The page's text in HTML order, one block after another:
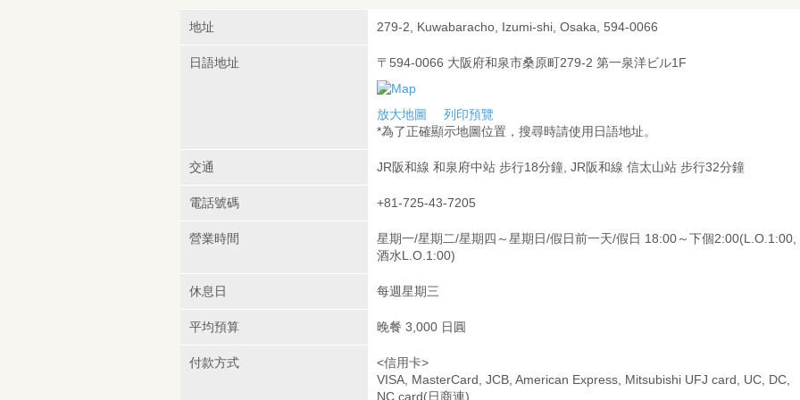
地址 279-2, Kuwabaracho, Izumi-shi, Osaka, 594-0066
日語地址 〒594-0066 大阪府和泉市桑原町279-2 第一泉洋ビル1F
放大地圖
列印預覽
*為了正確顯示地圖位置，搜尋時請使用日語地址。
交通 JR阪和線 和泉府中站 步行18分鐘, JR阪和線 信太山站 步行32分鐘
電話號碼 +81-725-43-7205
營業時間
星期一/星期二/星期四～星期日/假日前一天/假日 18:00～下個2:00(L.O.1:00,
酒水L.O.1:00)
休息日 每週星期三
平均預算 晚餐 3,000 日圓
付款方式
<信用卡>
VISA, MasterCard, JCB, American Express, Mitsubishi UFJ card, UC, DC,
NC card(日商連)